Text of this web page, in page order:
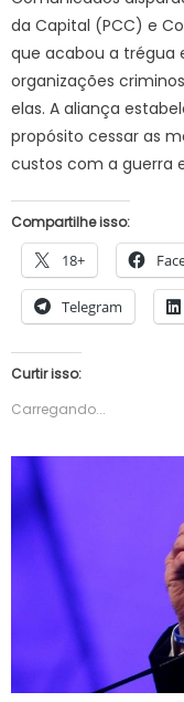
da Capital (PCC) e
que acabou a trégua
organizações
elas. A aliança
propósito cessar as
custos com a guerra
Compartilhe isso:
18+
Telegram
Curtir isso:
Carregando...